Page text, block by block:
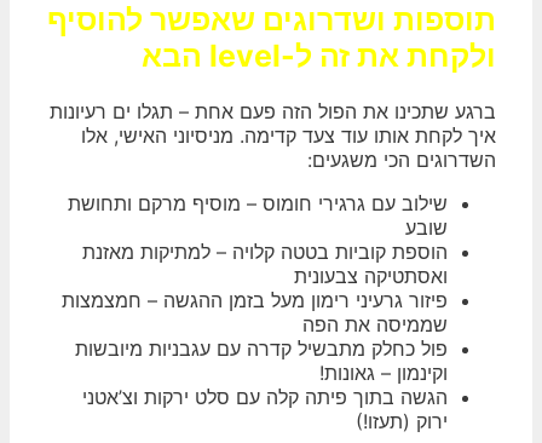
תוספות ושדרוגים שאפשר להוסיף
ולקחת את זה ל-level הבא
ברגע שתכינו את הפול הזה פעם אחת – תגלו ים רעיונות
איך לקחת אותו עוד צעד קדימה. מניסיוני האישי, אלו
השדרוגים הכי משגעים:
שילוב עם גרגירי חומוס – מוסיף מרקם ותחושת
שובע
הוספת קוביות בטטה קלויה – למתיקות מאזנת
ואסתטיקה צבעונית
פיזור גרעיני רימון מעל בזמן ההגשה – חמצמצות
שממיסה את הפה
פול כחלק מתבשיל קדרה עם עגבניות מיובשות
וקינמון – גאונות!
הגשה בתוך פיתה קלה עם סלט ירקות וצ’אטני
ירוק (תעזו!)